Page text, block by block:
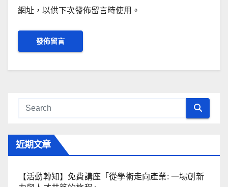
網址，以供下次發佈留言時使用。
近期文章
【活動轉知】免費講座「從學術走向產業: ⼀場創新